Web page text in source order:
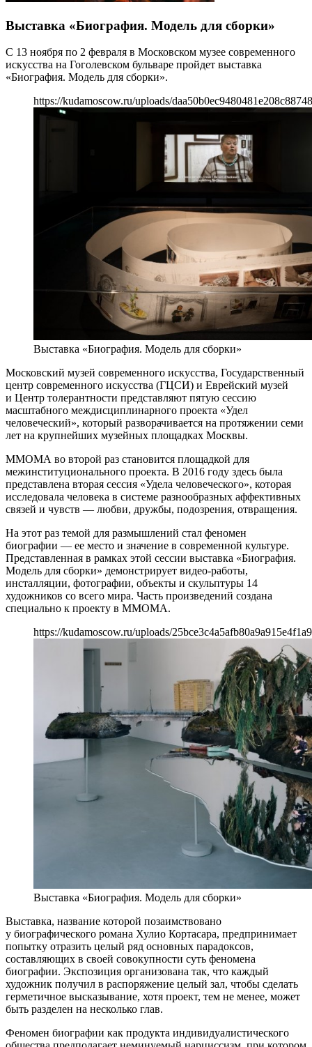
Выставка «Биография. Модель для сборки»
С 13 ноября по 2 февраля в Московском музее современного
искусства на Гоголевском бульваре пройдет выставка
«Биография. Модель для сборки».
https://kudamoscow.ru/uploads/
Выставка «Биография. Модель для сборки»
Московский музей современного искусства, Государственный
центр современного искусства (ГЦСИ) и Еврейский музей
и Центр толерантности представляют пятую сессию
масштабного междисциплинарного проекта «Удел
человеческий», который разворачивается на протяжении семи
лет на крупнейших музейных площадках Москвы.
ММОМА во второй раз становится площадкой для
межинституционального проекта. В 2016 году здесь была
представлена вторая сессия «Удела человеческого», которая
исследовала человека в системе разнообразных аффективных
связей и чувств — любви, дружбы, подозрения, отвращения.
На этот раз темой для размышлений стал феномен
биографии — ее место и значение в современной культуре.
Представленная в рамках этой сессии выставка «Биография.
Модель для сборки» демонстрирует видео-работы,
инсталляции, фотографии, объекты и скульптуры 14
художников со всего мира. Часть произведений создана
специально к проекту в ММОМА.
https://kudamoscow.ru/uploads/
Выставка «Биография. Модель для сборки»
Выставка, название которой позаимствовано
у биографического романа Хулио Кортасара, предпринимает
попытку отразить целый ряд основных парадоксов,
составляющих в своей совокупности суть феномена
биографии. Экспозиция организована так, что каждый
художник получил в распоряжение целый зал, чтобы сделать
герметичное высказывание, хотя проект, тем не менее, может
быть разделен на несколько глав.
Феномен биографии как продукта индивидуалистического